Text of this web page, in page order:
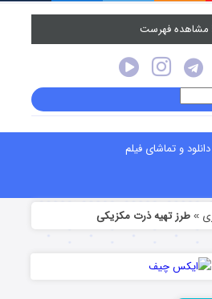
مشاهده فهرست
دانلود و تماشای فیلم
»طرز تهیه ذرت مکزیکی